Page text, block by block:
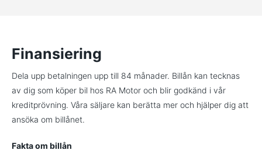
Finansiering
Dela upp betalningen upp till 84 månader. Billån kan tecknas
av dig som köper bil hos RA Motor och blir godkänd i vår
kreditprövning. Våra säljare kan berätta mer och hjälper dig att
ansöka om billånet.
Fakta om billån